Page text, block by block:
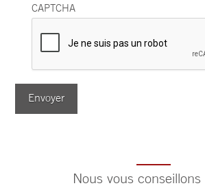
CAPTCHA
Envoyer
Nous vous conseillons